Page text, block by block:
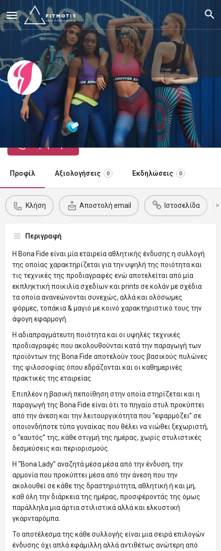
Bona Fide Greece
Luxury Activewear/Swimwear
Κλήση τώρα
Προφίλ Αξιολογήσεις 0 Εκδηλώσεις 0
Κλήση Αποστολή email Ιστοσελίδα
Περιγραφή
Η Bona Fide είναι μία εταιρεία αθλητικής ένδυσης η συλλογή
της οποίας χαρακτηρίζεται για την υψηλή της ποιότητα και
τις τεχνικές της προδιαγραφές ενώ αποτελείται από μία
εκπληκτική ποικιλία σχεδίων και prints σε κολάν με σχέδια
τα οποία ανανεώνονται συνεχώς, αλλά και ολόσωμες
φόρμες, τοπάκια & μαγιό με κοινό χαρακτηριστικό τους την
άψογη εφαρμογή.
H αδιαπραγμάτευτη ποιότητα και οι υψηλές τεχνικές
προδιαγραφές που ακολουθούνται κατά την παραγωγή των
προϊόντων της Bona Fide αποτελούν τους βασικούς πυλώνες
της φιλοσοφίας όπου εδράζονται και οι καθημερινές
πρακτικές της εταιρείας.
Επιπλέον η βασική πεποίθηση στην οποία στηρίζεται και η
παραγωγή της Bona Fide είναι ότι το πηγαίο στυλ προκύπτει
από την άνεση και την λειτουργικότητα που “εφαρμόζει” σε
οποιονδήποτε τύπο γυναίκας που θέλει να νιώθει ξεχωριστή,
ο “εαυτός” της, κάθε στιγμή της ημέρας, χωρίς στυλιστικές
δεσμεύσεις και περιορισμούς.
H “Bona Lady” αναζητά μέσα μέσα από την ένδυση, την
αρμονία που προκύπτει μέσα από την άνεση που την
ακολουθεί σε κάθε της δραστηριότητα, αθλητική ή και μη,
καθ όλη την διάρκεια της ημέρας, προσφέροντάς της όμως
παράλληλα μια άρτια στιλιστικά αλλά και ελκυστική
γκαρνταρόμπα.
Το αποτέλεσμα της κάθε συλλογής είναι μια σειρά επιλογών
ένδυσης όχι απλά εφάμιλλη αλλά αντιθέτως ανώτερη από